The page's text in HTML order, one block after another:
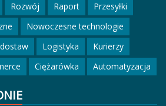
Rozwój Raport
Przesyłki
Nowoczesne technologie
Logistyka
Kurierzy
Ciężarówka Automatyzacja